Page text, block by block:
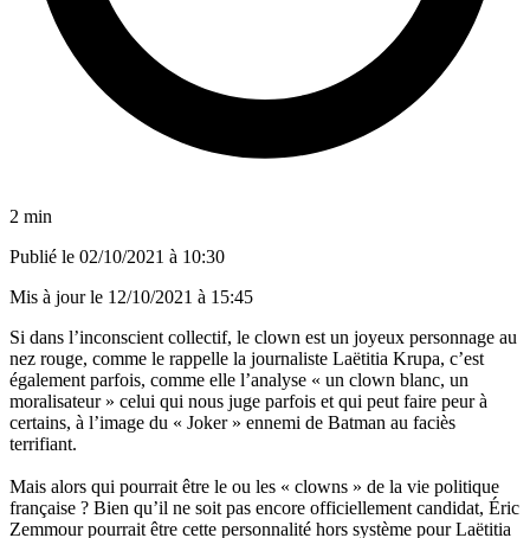
2 min
Publié le 02/10/2021 à 10:30
Mis à jour le 12/10/2021 à 15:45
Si dans l’inconscient collectif, le clown est un joyeux personnage au
nez rouge, comme le rappelle la journaliste Laëtitia Krupa, c’est
également parfois, comme elle l’analyse « un clown blanc, un
moralisateur » celui qui nous juge parfois et qui peut faire peur à
certains, à l’image du « Joker » ennemi de Batman au faciès
terrifiant.
Mais alors qui pourrait être le ou les « clowns » de la vie politique
française ? Bien qu’il ne soit pas encore officiellement candidat, Éric
Zemmour pourrait être cette personnalité hors système pour Laëtitia